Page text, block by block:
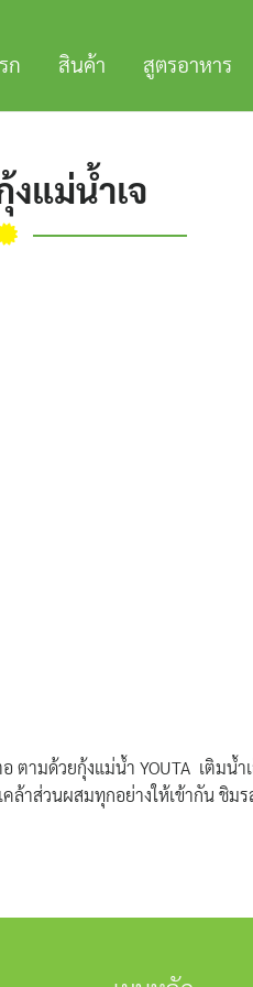
ก สินค้า สูตรอาหาร
แม่น้ำเจ
ตามด้วยกุ้งแม่น้ำ YOUTA เติมน้ำ
ล้าส่วนผสมทุกอย่างให้เข้ากัน ชิ